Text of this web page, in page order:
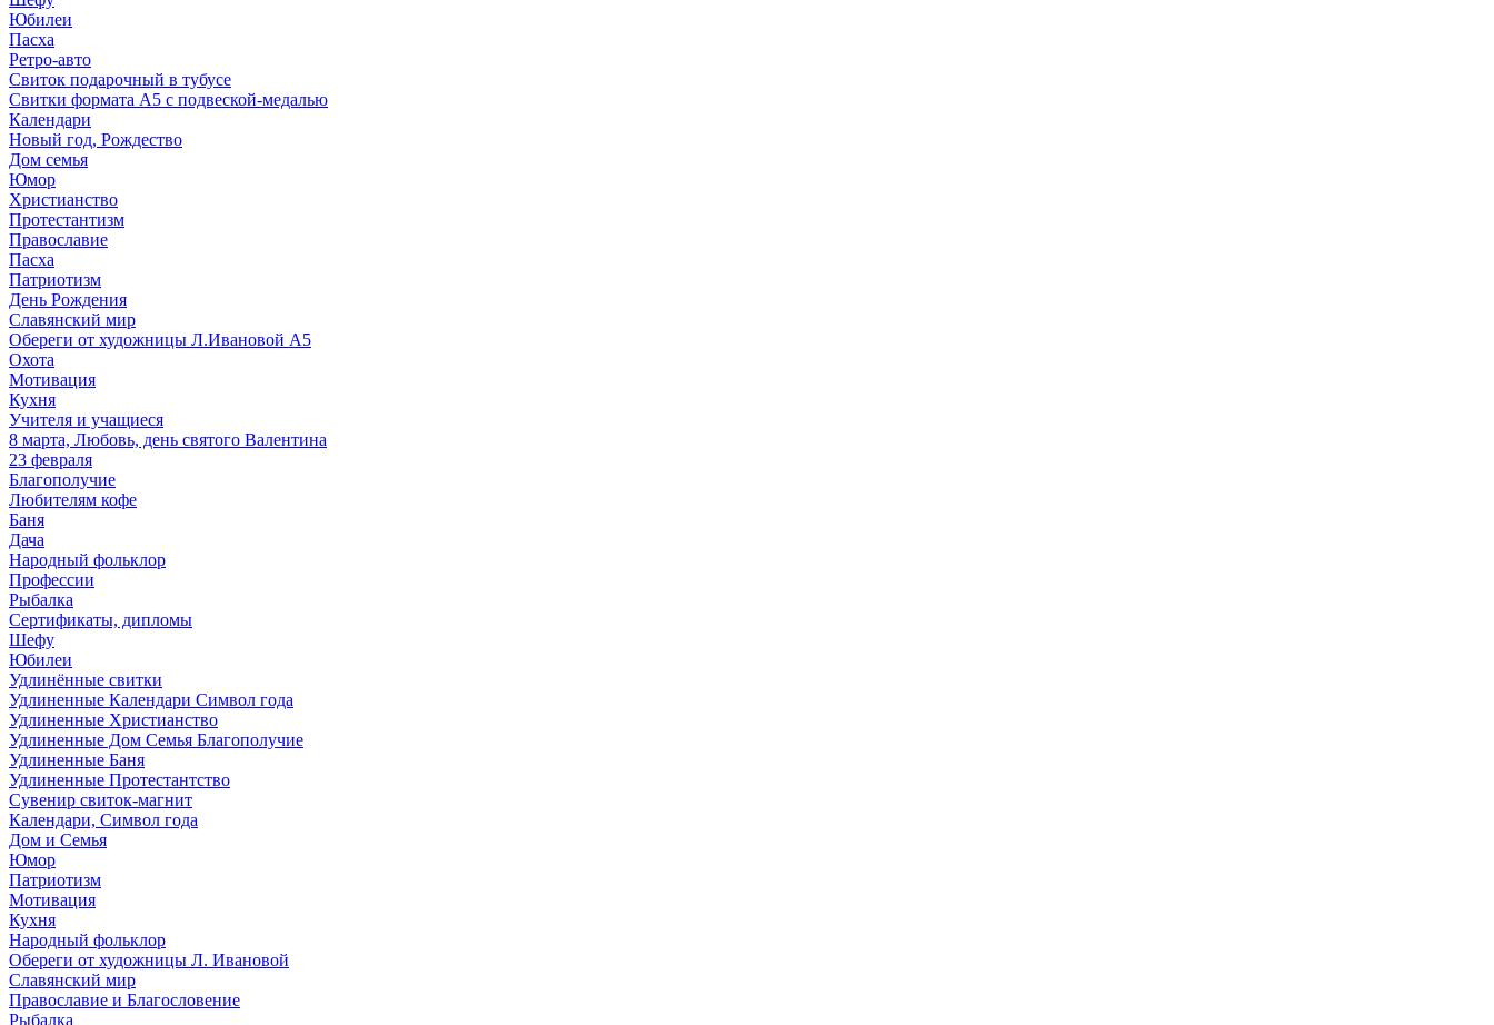
Юбилеи
Пасха
Ретро-авто
Свиток подарочный в тубусе
Свитки формата А5 с подвеской-медалью
Календари
Новый год, Рождество
Дом семья
Юмор
Христианство
Протестантизм
Православие
Пасха
Патриотизм
День Рождения
Славянский мир
Обереги от художницы Л.Ивановой А5
Охота
Мотивация
Кухня
Учителя и учащиеся
8 марта, Любовь, день святого Валентина
23 февраля
Благополучие
Любителям кофе
Баня
Дача
Народный фольклор
Профессии
Рыбалка
Сертификаты, дипломы
Шефу
Юбилеи
Удлинённые свитки
Удлиненные Календари Символ года
Удлиненные Христианство
Удлиненные Дом Семья Благополучие
Удлиненные Баня
Удлиненные Протестантство
Сувенир свиток-магнит
Календари, Символ года
Дом и Семья
Юмор
Патриотизм
Мотивация
Кухня
Народный фольклор
Обереги от художницы Л. Ивановой
Славянский мир
Православие и Благословение
Рыбалка